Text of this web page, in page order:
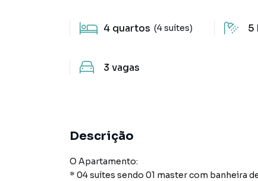
4 quartos (4 suítes) 5
3 vagas
Descrição
O Apartamento:
* 04 suítes sendo 01 master com banheira